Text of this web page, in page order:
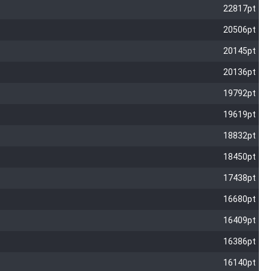
22817pt
20506pt
20145pt
20136pt
19792pt
19619pt
18832pt
18450pt
17438pt
16680pt
16409pt
16386pt
16140pt